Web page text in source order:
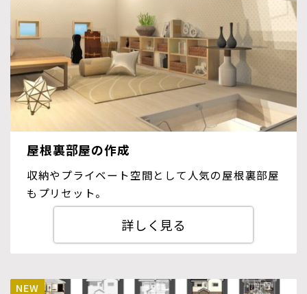
屋根裏部屋の作成
収納やプライベート空間として人気の屋根裏部屋
もプリセット。
詳しく見る